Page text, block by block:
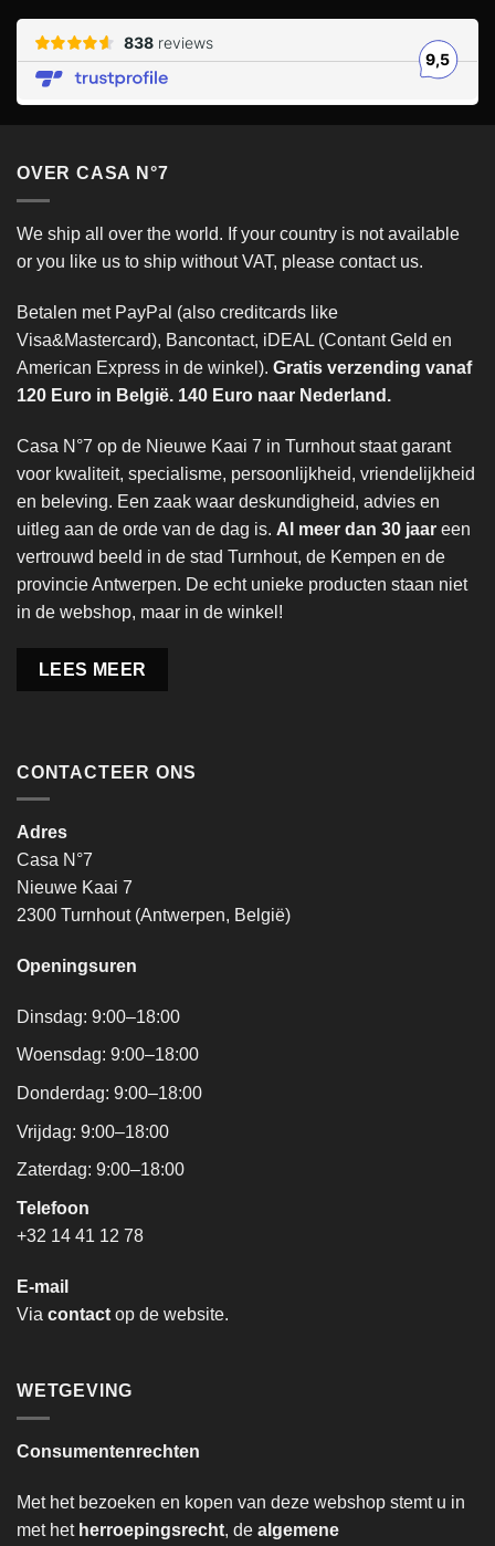
OVER CASA N°7
We ship all over the world. If your country is not available
or you like us to ship without VAT, please contact us.
Betalen met PayPal (also creditcards like
Visa&Mastercard), Bancontact, iDEAL (Contant Geld en
American Express in de winkel). Gratis verzending vanaf
120 Euro in België. 140 Euro naar Nederland.
Casa N°7 op de Nieuwe Kaai 7 in Turnhout staat garant
voor kwaliteit, specialisme, persoonlijkheid, vriendelijkheid
en beleving. Een zaak waar deskundigheid, advies en
uitleg aan de orde van de dag is. Al meer dan 30 jaar een
vertrouwd beeld in de stad Turnhout, de Kempen en de
provincie Antwerpen. De echt unieke producten staan niet
in de webshop, maar in de winkel!
LEES MEER
CONTACTEER ONS
Adres
Casa N°7
Nieuwe Kaai 7
2300 Turnhout (Antwerpen, België)
Openingsuren
Dinsdag: 9:00–18:00
Woensdag: 9:00–18:00
Donderdag: 9:00–18:00
Vrijdag: 9:00–18:00
Zaterdag: 9:00–18:00
Telefoon
+32 14 41 12 78
E-mail
Via contact op de website.
WETGEVING
Consumentenrechten
Met het bezoeken en kopen van deze webshop stemt u in
met het herroepingsrecht, de algemene